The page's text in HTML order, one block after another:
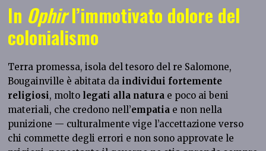
In Ophirl’immotivato dolore del
colonialismo
Terra promessa, isola del tesoro del re Salomone,
Bougainville è abitata da individui fortemente
religiosi, molto legati alla natura e poco ai beni
materiali, che credono nell’empatia e non nella
punizione — culturalmente vige l’accettazione verso
chi commette degli errori e non sono approvate le